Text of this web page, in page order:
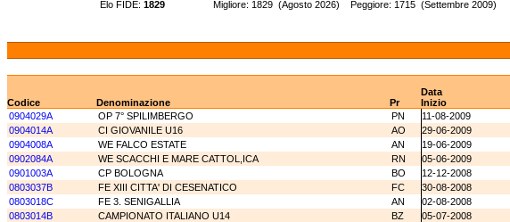
Elo FIDE: 1829 Migliore: 1829 (Agosto 2026) Peggiore: 1715 (Settembre 2009)
Data
Codice
Denominazione Pr Inizio
0904029A
OP 7° SPILIMBERGO PN 11-08-2009
0904014A
CI GIOVANILE U16 AO 29-06-2009
0904008A
WE FALCO ESTATE AN 19-06-2009
0902084A
WE SCACCHI E MARE CATTOL,ICA RN 05-06-2009
0901003A
CP BOLOGNA BO 12-12-2008
0803037B
FE XIII CITTA' DI CESENATICO FC 30-08-2008
0803018C
FE 3. SENIGALLIA AN 02-08-2008
0803014B
CAMPIONATO ITALIANO U14 BZ 05-07-2008